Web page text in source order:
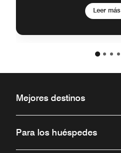
Leer más
Mejores destinos
Para los huéspedes